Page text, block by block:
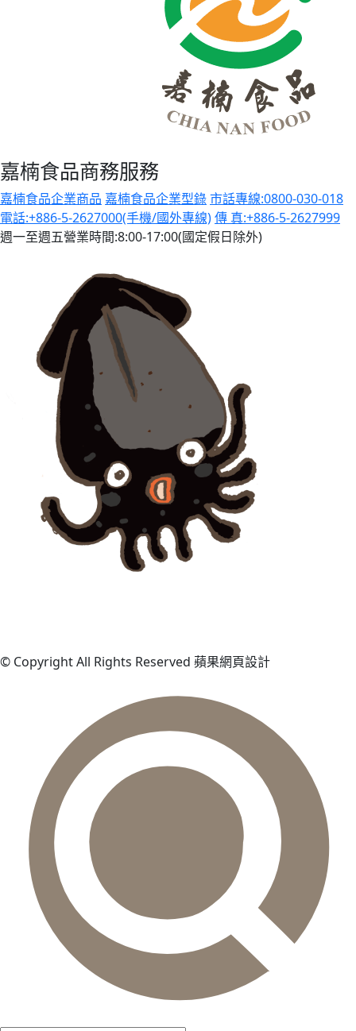
嘉楠食品商務服務
嘉楠食品企業商品 嘉楠食品企業型錄市話專線:0800-030-018
電話:+886-5-2627000(手機/國外專線)傳 真:+886-5-2627999
週一至週五營業時間:8:00-17:00(國定假日除外)
© Copyright All Rights Reserved 蘋果網頁設計